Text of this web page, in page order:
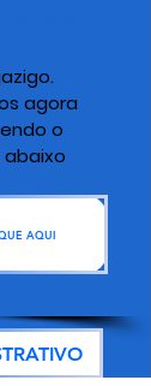
agora
o
abaixo
AQUI